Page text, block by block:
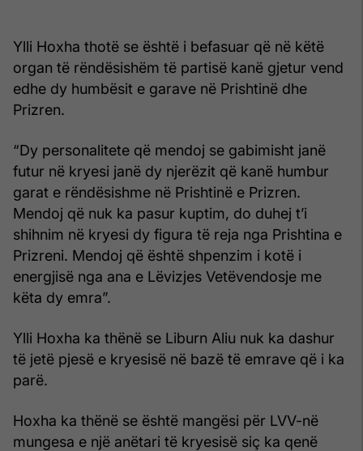
Ylli Hoxha thotë se është i befasuar që në këtë
organ të rëndësishëm të partisë kanë gjetur vend
edhe dy humbësit e garave në Prishtinë dhe
Prizren.
“Dy personalitete që mendoj se gabimisht janë
futur në kryesi janë dy njerëzit që kanë humbur
garat e rëndësishme në Prishtinë e Prizren.
Mendoj që nuk ka pasur kuptim, do duhej t’i
shihnim në kryesi dy figura të reja nga Prishtina e
Prizreni. Mendoj që është shpenzim i kotë i
energjisë nga ana e Lëvizjes Vetëvendosje me
këta dy emra”.
Ylli Hoxha ka thënë se Liburn Aliu nuk ka dashur
të jetë pjesë e kryesisë në bazë të emrave që i ka
parë.
Hoxha ka thënë se është mangësi për LVV-në
mungesa e një anëtari të kryesisë siç ka qenë